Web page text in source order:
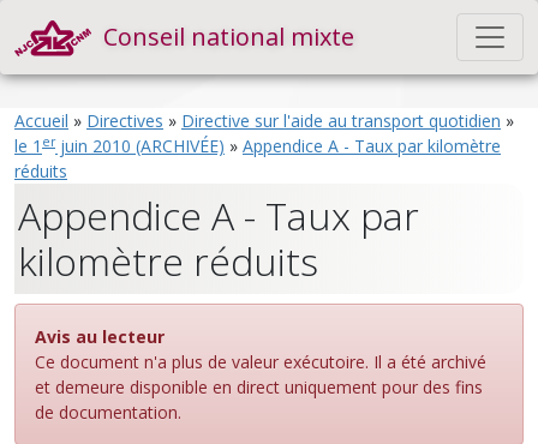
Conseil national mixte
Accueil » Directives » Directive sur l'aide au transport quotidien »
le 1 erjuin 2010 (ARCHIVÉE) » Appendice A - Taux par kilomètre
réduits
Appendice A - Taux par
kilomètre réduits
Avis au lecteur
Ce document n'a plus de valeur exécutoire. Il a été archivé
et demeure disponible en direct uniquement pour des fins
de documentation.